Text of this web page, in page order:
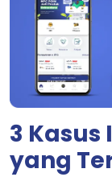
3 Kasus
yang